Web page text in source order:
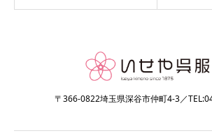
〒366-0822埼玉県深谷市仲町4-3／